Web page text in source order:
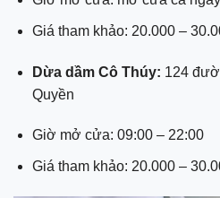
Giá tham khảo: 20.000 –
Dừa dầm Cô Thúy: 124
Quyền
Giờ mở cửa: 09:00 – 22:00
Giá tham khảo: 20.000 –